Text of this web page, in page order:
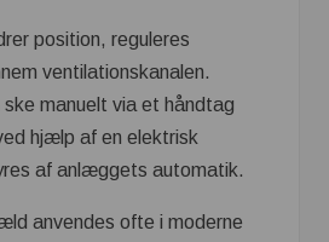
position, reguleres
ventilationskanalen.
ske manuelt via et håndtag
hjælp af en elektrisk
af anlæggets automatik.
anvendes ofte i moderne